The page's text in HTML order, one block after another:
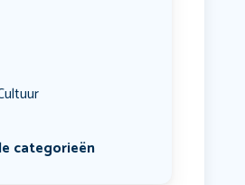
categorieën